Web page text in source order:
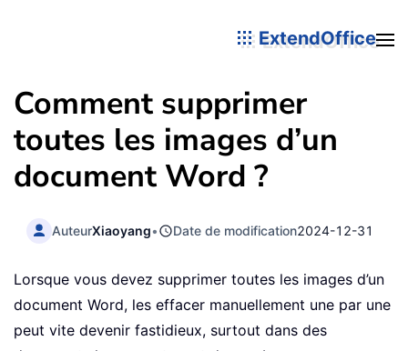
ExtendOffice
Comment supprimer
toutes les images d’un
document Word ?
AuteurXiaoyang• Date de modification2024-12-31
Lorsque vous devez supprimer toutes les images d’un
document Word, les effacer manuellement une par une
peut vite devenir fastidieux, surtout dans des